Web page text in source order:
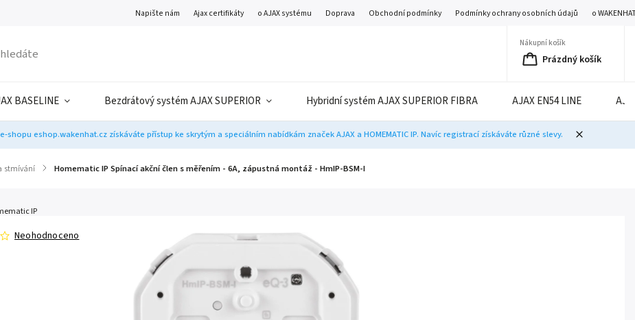
Napište nám Ajax certifikáty o AJAX systému Doprava Obchodní podmínky Podmínky ochrany osobních údajů o
Nákupní košík
Prázdný košík
BASELINE Bezdrátový systém AJAX SUPERIOR Hybridní systém AJAX SUPERIOR FIBRA AJAX EN54 LINE
eshop.wakenhat.cz získáváte přístup ke skrytým a speciálním nabídkám značek AJAX a HOMEMATIC IP. Navíc registrací získáváte různé slevy.
stmívání / Homematic IP Spínací akční člen s měřením - 6A, zápustná montáž - HmIP-BSM-I
Neohodnoceno
IP